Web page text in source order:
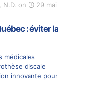
N.D. on
29 mai
: éviter la
médicales
discale
innovante pour